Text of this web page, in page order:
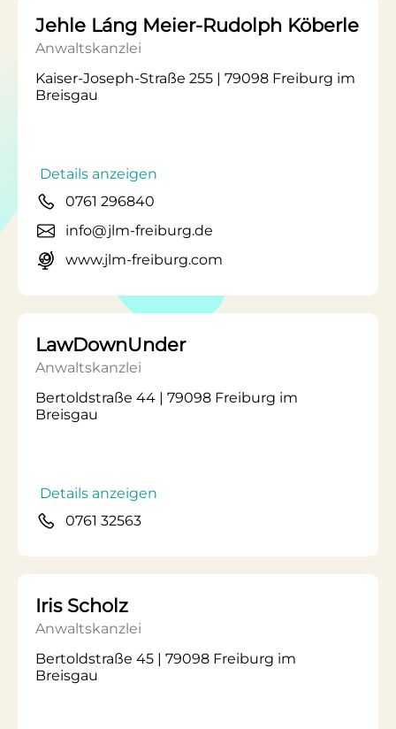
Jehle Láng Meier-Rudolph Köberle
Anwaltskanzlei
Kaiser-Joseph-Straße 255 | 79098 Freiburg im
Breisgau
Details anzeigen
0761 296840
info@jlm-freiburg.de
www.jlm-freiburg.com
LawDownUnder
Anwaltskanzlei
Bertoldstraße 44 | 79098 Freiburg im
Breisgau
Details anzeigen
0761 32563
Iris Scholz
Anwaltskanzlei
Bertoldstraße 45 | 79098 Freiburg im
Breisgau